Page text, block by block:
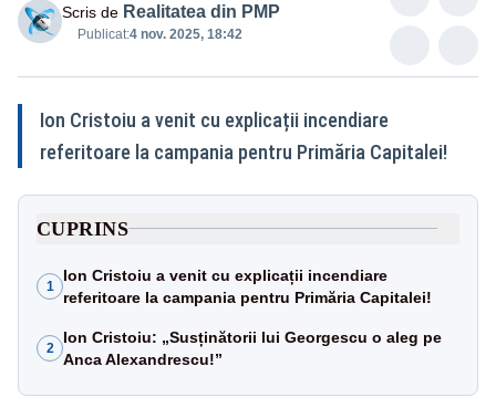
Scris de Realitatea din PMP
Publicat:4 nov. 2025, 18:42
Ion Cristoiu a venit cu explicații incendiare
referitoare la campania pentru Primăria Capitalei!
CUPRINS
1
Ion Cristoiu a venit cu explicații incendiare
referitoare la campania pentru Primăria Capitalei!
2
Ion Cristoiu: „Susținătorii lui Georgescu o aleg pe
Anca Alexandrescu!”